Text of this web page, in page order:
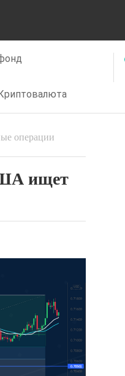
операции
ищет